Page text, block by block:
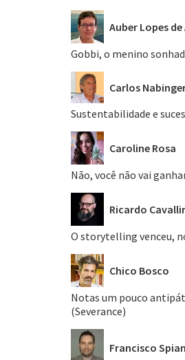
Auber Lopes
Gobbi, o menino
Carlos
Sustentabilidade e
Caroline Rosa
Não, você não vai
Ricardo
O storytelling venceu,
Chico Bosco
Notas um pouco
(Severance)
Francisco